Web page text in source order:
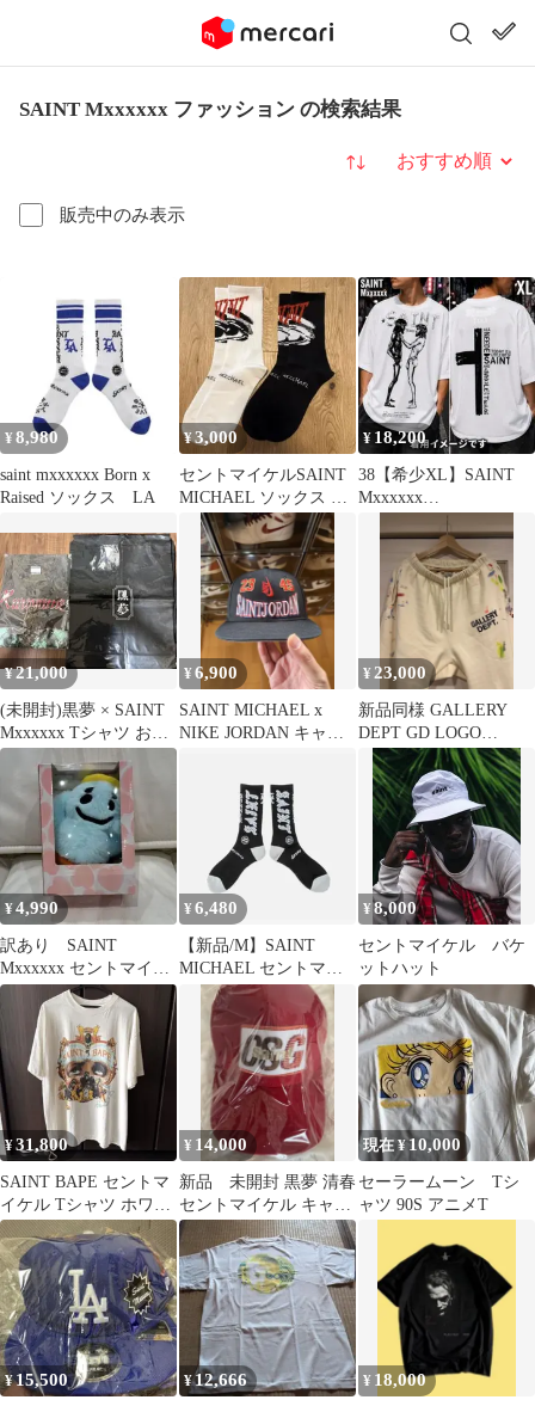
SAINT Mxxxxxx ファッション の検索結果
販売中のみ表示
並び替え
¥ 8,980
saint mxxxxxx Born x
Raised ソックス LA
¥3,000
セントマイケルSAINT
MICHAEL ソックス ホ
ワイト/ブラック2点セ
ット
¥ 18,200
38【希少XL】SAINT
Mxxxxxx
DENIMTEARS Tシャツ
¥21,000
(未開封)黒夢 × SAINT
Mxxxxxx Tシャツ おま
け付き
¥6,900
SAINT MICHAEL x
NIKE JORDAN キャッ
¥ 23,000
新品同様 GALLERY
DEPT GD LOGO
PAINTED PANTS
¥4,990
訳あり SAINT
Mxxxxxx セントマイケ
ル CACTUS PLANT
¥6,480
【新品/M】SAINT
MICHAEL セントマイ
ケル ソックス
¥8,000
セントマイケル バケ
ットハット
¥31,800
SAINT BAPE セントマ
イケル Tシャツ ホワイ
ト
¥ 14,000
新品 未開封 黒夢 清春
セントマイケル キャッ
プ 赤 SAINT
MXXXXX
現在 ¥10,000
セーラームーン Tシ
ャツ 90S アニメT
¥15,500 ¥12,666 ¥ 18,000